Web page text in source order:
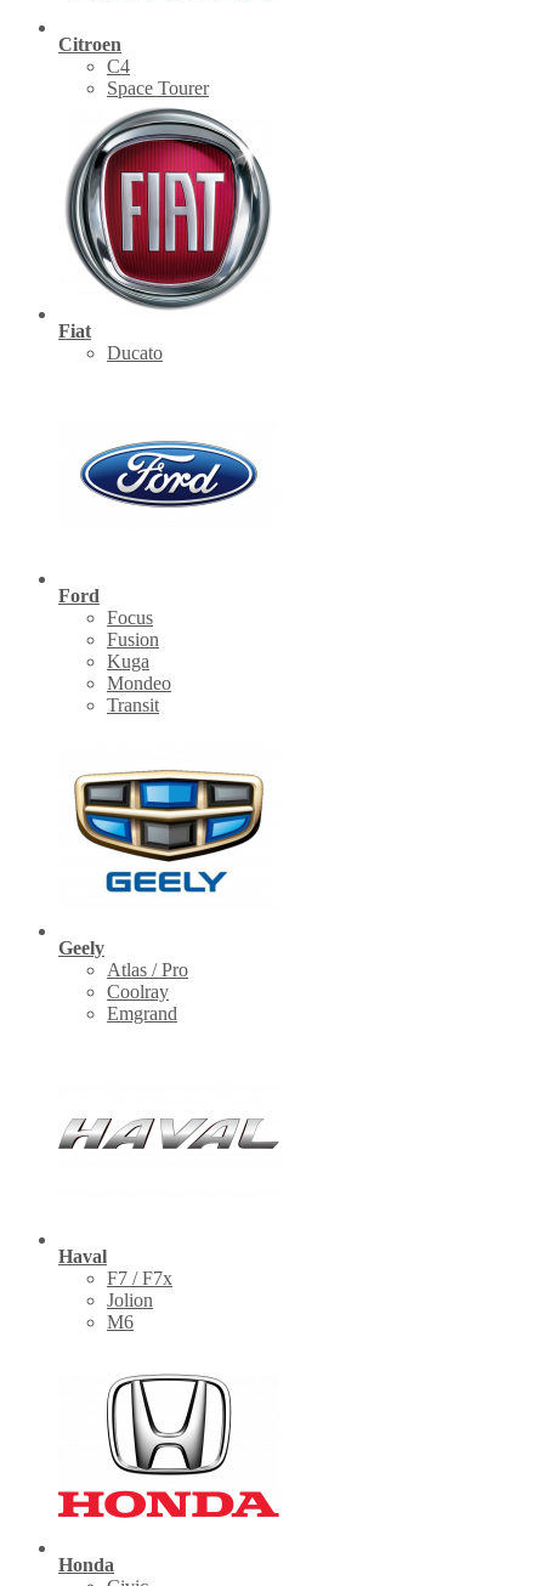
Citroen
C4
Space Tourer
Fiat
Ducato
Ford
Focus
Fusion
Kuga
Mondeo
Transit
Geely
Atlas / Pro
Coolray
Emgrand
Haval
F7 / F7x
Jolion
M6
Honda